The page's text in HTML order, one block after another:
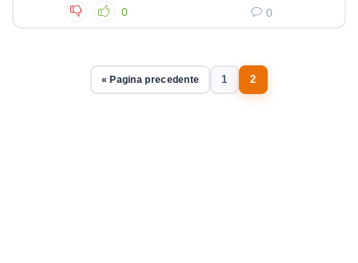
0 0
« Pagina precedente 1 2